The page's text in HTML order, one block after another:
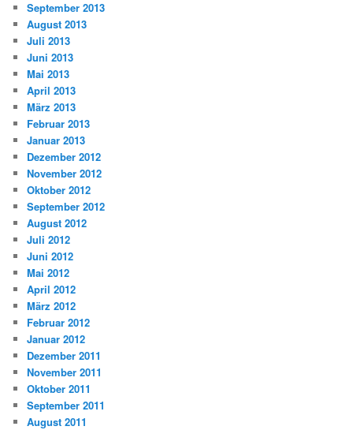
September 2013
August 2013
Juli 2013
Juni 2013
Mai 2013
April 2013
März 2013
Februar 2013
Januar 2013
Dezember 2012
November 2012
Oktober 2012
September 2012
August 2012
Juli 2012
Juni 2012
Mai 2012
April 2012
März 2012
Februar 2012
Januar 2012
Dezember 2011
November 2011
Oktober 2011
September 2011
August 2011